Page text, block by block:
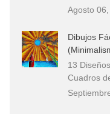
Agosto
Dibujos
13
Cuadros